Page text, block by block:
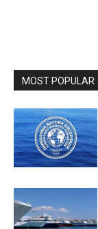
MOST POPULAR